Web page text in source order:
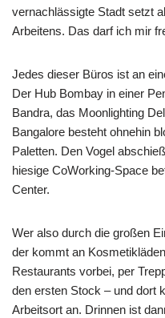
vernachlässigte Stadt setzt
Arbeitens. Das darf ich mir
Jedes dieser Büros ist an
Der Hub Bombay in einer
Bandra, das Moonlighting
Bangalore besteht ohnehin
Paletten. Den Vogel
hiesige CoWorking-Space
Center.
Wer also durch die großen
der kommt an
Restaurants vorbei, per
den ersten Stock – und dort
Arbeitsort an. Drinnen ist